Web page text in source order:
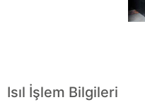
Isıl İşlem Bilgileri